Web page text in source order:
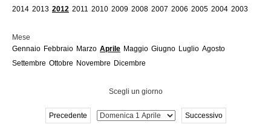
2014 2013 2012 2011 2010 2009 2008 2007 2006 2005 2004 2003
Mese
Gennaio Febbraio Marzo Aprile Maggio Giugno Luglio Agosto
Settembre Ottobre Novembre Dicembre
Scegli un giorno
Precedente Successivo